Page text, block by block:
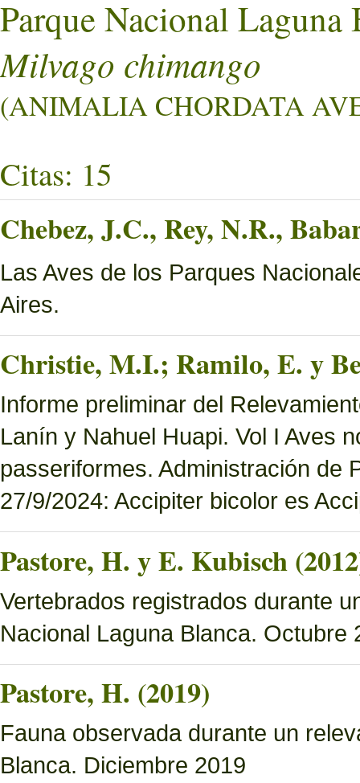
Parque Nacional Laguna
Milvago chimango
(ANIMALIA CHORDATA
Citas: 15
Chebez, J.C., Rey, N.R.,
Las Aves de los Parques
Aires.
Christie, M.I.; Ramilo, E. y
Informe preliminar del
Lanín y Nahuel Huapi. Vol I Aves
passeriformes. Administración de
27/9/2024: Accipiter bicolor es
Pastore, H. y E. Kubisch
Vertebrados registrados durante
Nacional Laguna Blanca. Octubre
Pastore, H. (2019)
Fauna observada durante un
Blanca. Diciembre 2019